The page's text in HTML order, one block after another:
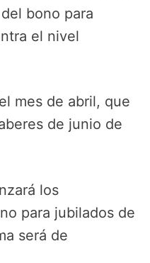
bono para
el nivel
mes de abril, que
de junio de
los
para jubilados de
será de